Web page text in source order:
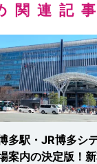
関連記事
博多駅・JR博多シ
案内の決定版！新